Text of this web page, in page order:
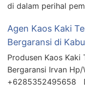
di dalam perihal
Agen Kaos Kaki
Bergaransi di
Produsen Kaos Kaki
Bergaransi Irvan
+6285352495658